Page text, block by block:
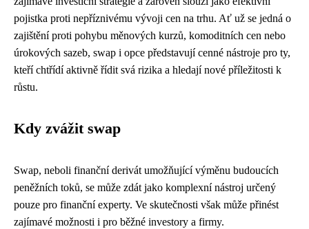
pojistka proti nepříznivému vývoji cen na trhu. Ať už se jedná o
zajištění proti pohybu měnových kurzů, komoditních cen nebo
úrokových sazeb, swap i opce představují cenné nástroje pro ty,
kteří chtřídí aktivně řídit svá rizika a hledají nové příležitosti k
růstu.
Kdy zvážit swap
Swap, neboli finanční derivát umožňující výměnu budoucích
peněžních toků, se může zdát jako komplexní nástroj určený
pouze pro finanční experty. Ve skutečnosti však může přinést
zajímavé možnosti i pro běžné investory a firmy.